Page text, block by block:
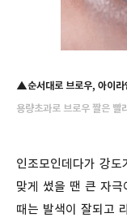
▲순서대로 브로우, 아이라
용량초과로 브로우 짤은
인조모인데다가 강도
맞게 썼을 땐 큰 자
때는 발색이 잘되고